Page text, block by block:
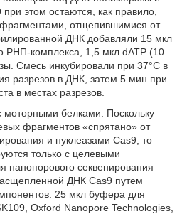
этом остаются, как правило,
отщепившимися от
ДНК добавляли 15 мкл
РНП-комплекса, 1,5 мкл dATP (10
Смесь инкубировали при 37°С в
разрезов в ДНК, затем 5 мин при
в местах разрезов.
моторными белками. Поскольку
фрагментов «спрятано» от
и нуклеазами Cas9, то
только с целевыми
секвенирования
ДНК Cas9 путем
25 мкл буфера для
Oxford Nanopore Technologies,